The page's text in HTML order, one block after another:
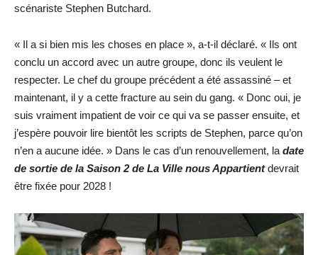
scénariste Stephen Butchard.
« Il a si bien mis les choses en place », a-t-il déclaré. « Ils ont
conclu un accord avec un autre groupe, donc ils veulent le
respecter. Le chef du groupe précédent a été assassiné – et
maintenant, il y a cette fracture au sein du gang. « Donc oui, je
suis vraiment impatient de voir ce qui va se passer ensuite, et
j’espère pouvoir lire bientôt les scripts de Stephen, parce qu’on
n’en a aucune idée. » Dans le cas d’un renouvellement, la date
de sortie de la Saison 2 de La Ville nous Appartientdevrait
être fixée pour 2028 !